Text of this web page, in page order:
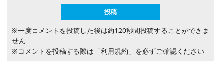
※一度コメントを投稿した後は約120秒間投稿することができま
せん
※コメントを投稿する際は 「利用規約」 を必ずご確認ください